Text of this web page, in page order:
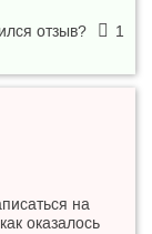
отзыв?
1
на
оказалось